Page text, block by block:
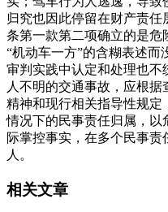
归究也因此停留在财产责
条第一款第二项确立的是危
“机动车一方”的含糊表述而
审判实践中认定和处理也
人不明的交通事故，应根
精神和现行相关指导性规
情况下的民事责任归属，
际掌控事实，在多个民事
人。
相关文章